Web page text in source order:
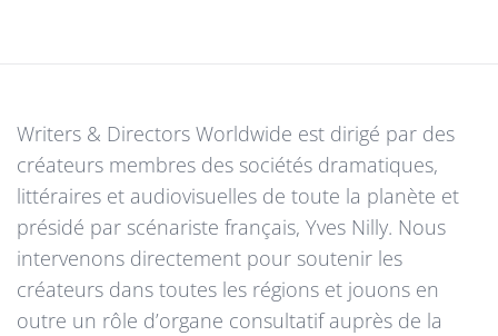
Writers & Directors Worldwide est dirigé par des
créateurs membres des sociétés dramatiques,
littéraires et audiovisuelles de toute la planète et
présidé par scénariste français, Yves Nilly. Nous
intervenons directement pour soutenir les
créateurs dans toutes les régions et jouons en
outre un rôle d’organe consultatif auprès de la